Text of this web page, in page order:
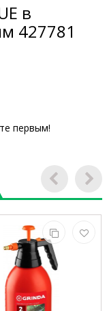
в
427781
первым!